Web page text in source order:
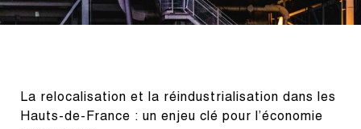
La relocalisation et la réindustrialisation dans les
Hauts-de-France : un enjeu clé pour l’économie